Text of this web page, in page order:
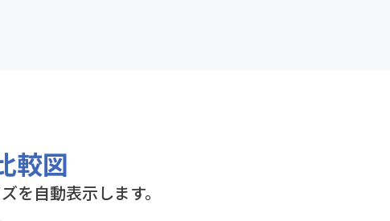
較図
を自動表示します。